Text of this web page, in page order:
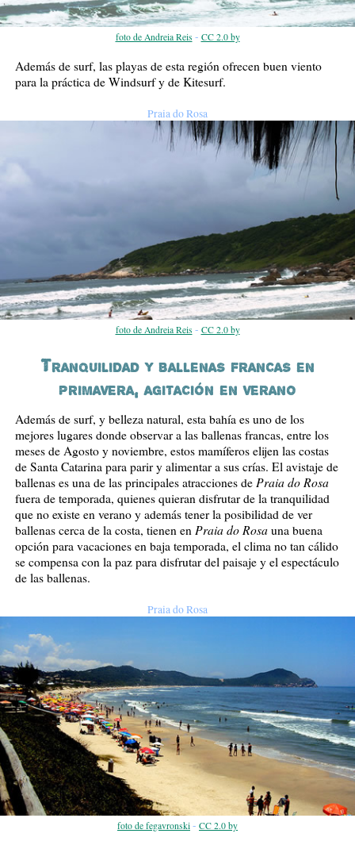
foto de Andreia Reis - CC 2.0 by
Además de surf, las playas de esta región ofrecen buen viento
para la práctica de Windsurf y de Kitesurf.
Praia do Rosa
foto de Andreia Reis - CC 2.0 by
Tranquilidad y ballenas francas en
primavera, agitación en verano
Además de surf, y belleza natural, esta bahía es uno de los
mejores lugares donde observar a las ballenas francas, entre los
meses de Agosto y noviembre, estos mamíferos elijen las costas
de Santa Catarina para parir y alimentar a sus crías. El avistaje de
ballenas es una de las principales atracciones de Praia do Rosa
fuera de temporada, quienes quieran disfrutar de la tranquilidad
que no existe en verano y además tener la posibilidad de ver
ballenas cerca de la costa, tienen en Praia do Rosauna buena
opción para vacaciones en baja temporada, el clima no tan cálido
se compensa con la paz para disfrutar del paisaje y el espectáculo
de las ballenas.
Praia do Rosa
foto de fegavronski - CC 2.0 by